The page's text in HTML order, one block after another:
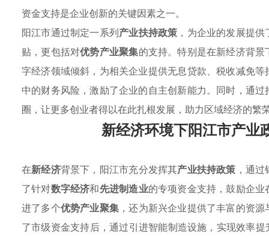
资金支持是企业创新的关键因素之一。
阳江市通过制定一系列产业扶持政策 ，为企业的发展提
贴，更包括对优势产业聚集的支持。特别是在新经济背
字经济领域倾斜，为相关企业提供无息贷款、税收减免
中的财务风险，激励了企业的自主创新能力。同时，通
圈，让更多创业者得以在此扎根发展，助力区域经济的繁
新经济环境下阳江市产业
在新经济背景下，阳江市充分发挥其产业扶持政策 ，通
了针对数字经济和先进制造业的专项资金支持，鼓励企
进了多个优势产业聚集 ，还为新兴企业提供了丰富的资
了市级资金支持后，通过引进智能制造设施，实现效率